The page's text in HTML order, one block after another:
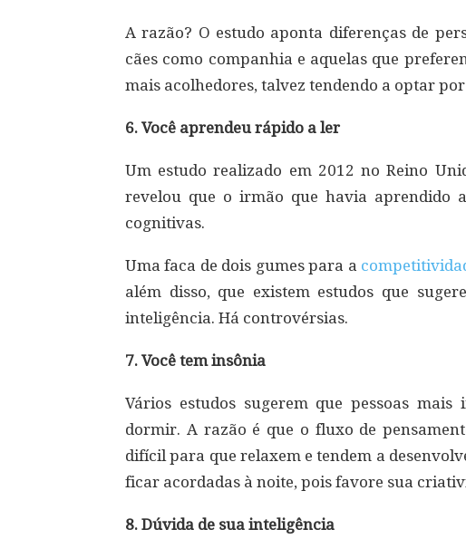
A razão? O estudo aponta diferenças de
cães como companhia e aquelas que
mais acolhedores, talvez tendendo a optar
6. Você aprendeu rápido a ler
Um estudo realizado em 2012 no Reino
revelou que o irmão que havia aprendido
cognitivas.
Uma faca de dois gumes para a
além disso, que existem estudos que
inteligência. Há controvérsias.
7. Você tem insônia
Vários estudos sugerem que pessoas
dormir. A razão é que o fluxo de
difícil para que relaxem e tendem a
ficar acordadas à noite, pois favore sua
8. Dúvida de sua inteligência